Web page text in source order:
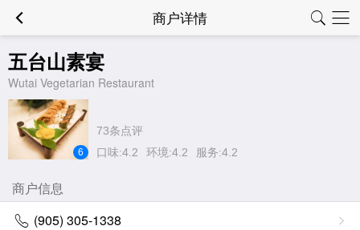
商户详情
五台山素宴
Wutai Vegetarian Restaurant
6
73条点评
口味:4.2
环境:4.2 服务:4.2
商户信息
(905) 305-1338